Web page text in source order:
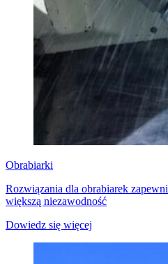
Obrabiarki
Rozwiązania dla obrabiarek
większą niezawodność
Dowiedz się więcej